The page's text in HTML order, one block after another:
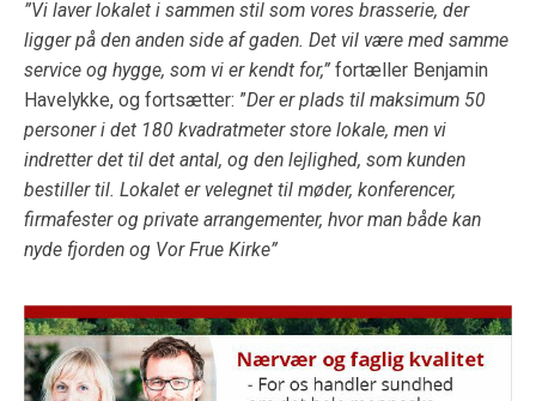
”Vi laver lokalet i sammen stil som vores brasserie, der
ligger på den anden side af gaden. Det vil være med samme
service og hygge, som vi er kendt for,” fortæller Benjamin
Havelykke, og fortsætter: ”Der er plads til maksimum 50
personer i det 180 kvadratmeter store lokale, men vi
indretter det til det antal, og den lejlighed, som kunden
bestiller til. Lokalet er velegnet til møder, konferencer,
firmafester og private arrangementer, hvor man både kan
nyde fjorden og Vor Frue Kirke”